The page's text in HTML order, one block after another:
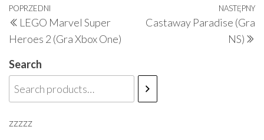
Nawigacja
wpisu
Poprzedni
wpis
POPRZEDNI
LEGO Marvel Super
Heroes 2 (Gra Xbox One)
NASTĘPNY
Castaway Paradise (Gra
NS)
Search
zzzzz